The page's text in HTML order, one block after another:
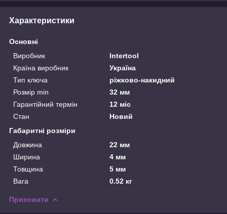
Характеристики
Основні
Виробник
Intertool
Країна виробник
Україна
Тип ключа
ріжково-накидний
Розмір min
32 мм
Гарантійний термін
12 міс
Стан
Новий
Габаритні розміри
Довжина
22 мм
Ширина
4 мм
Товщина
5 мм
Вага
0.52 кг
Приховати